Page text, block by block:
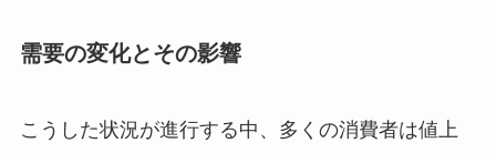
需要の変化とその影響
こうした状況が進行する中、多くの消費者は値上